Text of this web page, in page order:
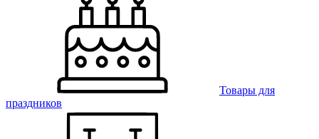
Товары для
праздников